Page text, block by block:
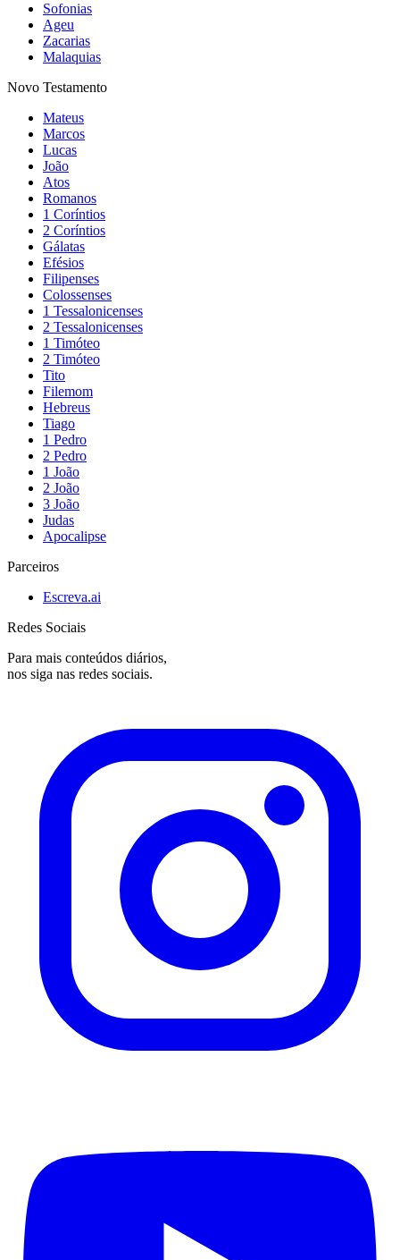
Sofonias
Ageu
Zacarias
Malaquias
Novo Testamento
Mateus
Marcos
Lucas
João
Atos
Romanos
1 Coríntios
2 Coríntios
Gálatas
Efésios
Filipenses
Colossenses
1 Tessalonicenses
2 Tessalonicenses
1 Timóteo
2 Timóteo
Tito
Filemom
Hebreus
Tiago
1 Pedro
2 Pedro
1 João
2 João
3 João
Judas
Apocalipse
Parceiros
Escreva.ai
Redes Sociais
Para mais conteúdos diários,
nos siga nas redes sociais.